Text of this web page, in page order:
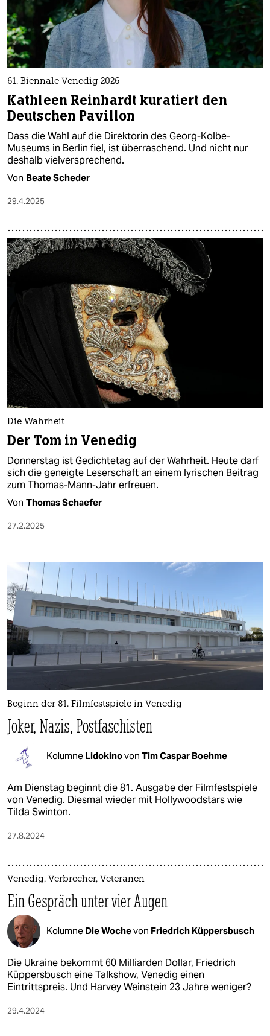
61. Biennale Venedig 2026
Kathleen Reinhardt kuratiert den
Deutschen Pavillon
Dass die Wahl auf die Direktorin des Georg-Kolbe-
Museums in Berlin fiel, ist überraschend. Und nicht nur
deshalb vielversprechend.
Von Beate Scheder
29.4.2025
Die Wahrheit
Der Tom in Venedig
Donnerstag ist Gedichtetag auf der Wahrheit. Heute darf
sich die geneigte Leserschaft an einem lyrischen Beitrag
zum Thomas-Mann-Jahr erfreuen.
Von Thomas Schaefer
27.2.2025
Beginn der 81. Filmfestspiele in Venedig
Joker, Nazis, Postfaschisten
Kolumne Lidokinovon Tim Caspar Boehme
Am Dienstag beginnt die 81. Ausgabe der Filmfestspiele
von Venedig. Diesmal wieder mit Hollywoodstars wie
Tilda Swinton.
27.8.2024
Venedig, Verbrecher, Veteranen
Ein Gespräch unter vier Augen
Kolumne Die Wochevon Friedrich Küppersbusch
Die Ukraine bekommt 60 Milliarden Dollar, Friedrich
Küppersbusch eine Talkshow, Venedig einen
Eintrittspreis. Und Harvey Weinstein 23 Jahre weniger?
29.4.2024